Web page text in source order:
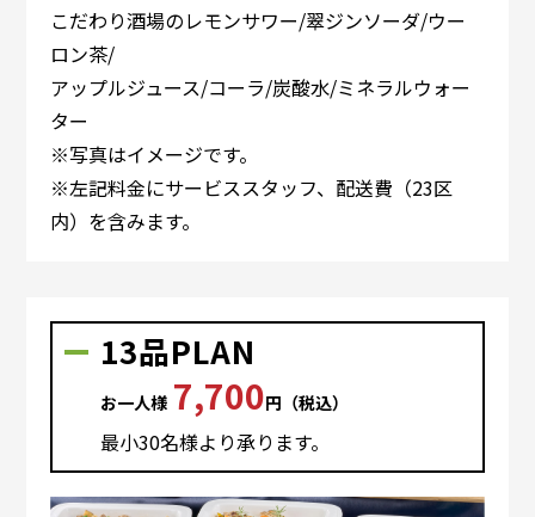
こだわり酒場のレモンサワー/翠ジンソーダ/ウー
ロン茶/
アップルジュース/コーラ/炭酸水/ミネラルウォー
ター
※写真はイメージです。
※左記料金にサービススタッフ、配送費（23区
内）を含みます。
13品PLAN
お⼀⼈様 7,700円（税込）
最⼩30名様より承ります。